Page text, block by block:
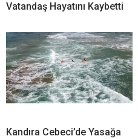
Vatandaş Hayatını Kaybetti
Kandıra Cebeci’de Yasağa